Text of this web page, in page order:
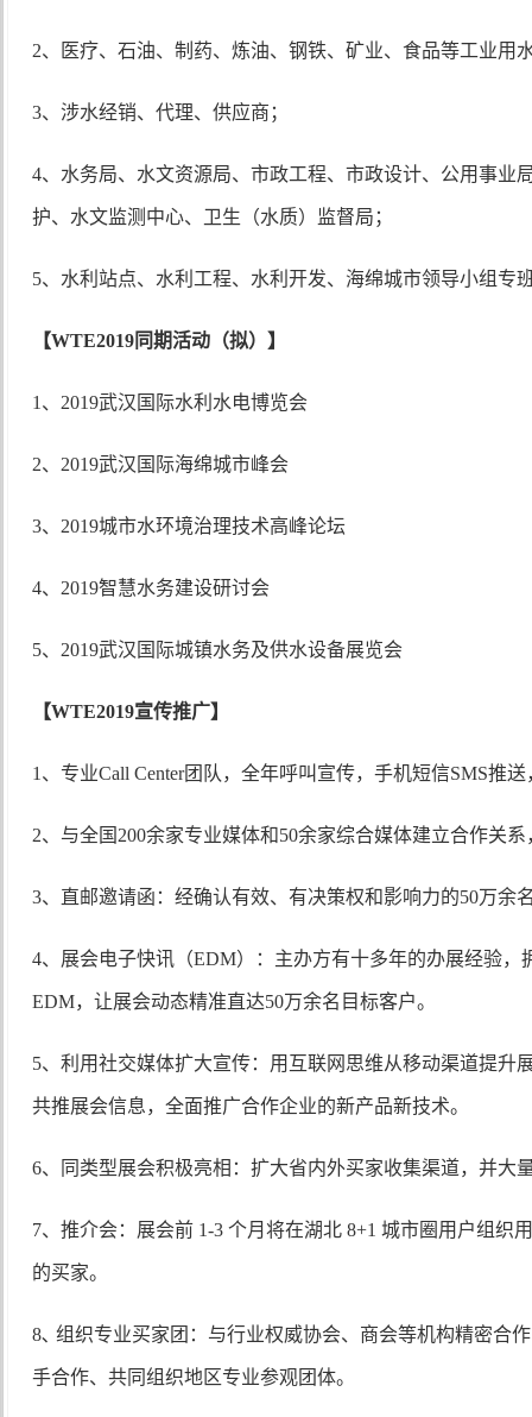
2、医疗、石油、制药、炼油、钢铁、矿业、食品等工业用
3、涉水经销、代理、供应商；
4、水务局、水文资源局、市政工程、市政设计、公用事业
护、水文监测中心、卫生（水质）监督局；
5、水利站点、水利工程、水利开发、海绵城市领导小组专
【WTE2019同期活动（拟）】
1、2019武汉国际水利水电博览会
2、2019武汉国际海绵城市峰会
3、2019城市水环境治理技术高峰论坛
4、2019智慧水务建设研讨会
5、2019武汉国际城镇水务及供水设备展览会
【WTE2019宣传推广】
1、专业Call Center团队，全年呼叫宣传，手机短信SMS推
2、与全国200余家专业媒体和50余家综合媒体建立合作关
3、直邮邀请函：经确认有效、有决策权和影响力的50万余
4、展会电子快讯（EDM）：主办方有十多年的办展经验
EDM，让展会动态精准直达50万余名目标客户。
5、利用社交媒体扩大宣传：用互联网思维从移动渠道提升
共推展会信息，全面推广合作企业的新产品新技术。
6、同类型展会积极亮相：扩大省内外买家收集渠道，并大
7、推介会：展会前 1-3 个月将在湖北 8+1 城市圈用户组织
的买家。
8､ 组织专业买家团：与行业权威协会、商会等机构精密合
手合作、共同组织地区专业参观团体。